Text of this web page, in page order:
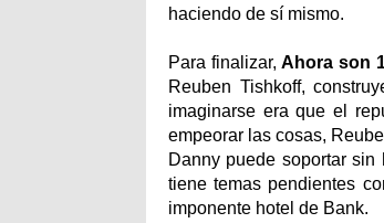
haciendo de sí mismo.
Para finalizar,Ahora son
Reuben Tishkoff,
imaginarse era que el
empeorar las cosas,
Danny puede soportar
tiene temas pendientes
imponente hotel de Bank.